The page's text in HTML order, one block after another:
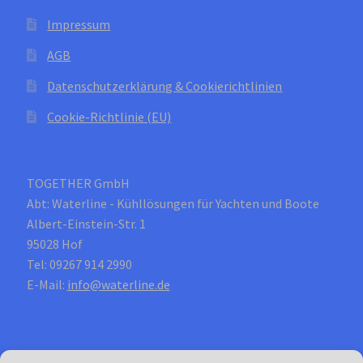
Impressum
AGB
Datenschutzerklärung & Cookierichtlinien
Cookie-Richtlinie (EU)
TOGETHER GmbH
Abt: Waterline - Kühllösungen für Yachten und Boote
Albert-Einstein-Str. 1
95028 Hof
Tel: 09267 914 2990
E-Mail: info@waterline.de